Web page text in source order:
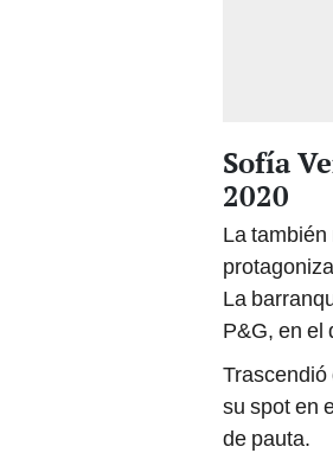
Sofía
2020
La también
La
P&G, en el
Trascendió
su spot en
de pauta.